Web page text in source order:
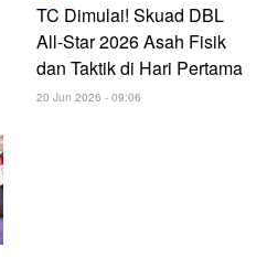
TC Dimulai! Skuad DBL
All-Star 2026 Asah Fisik
dan Taktik di Hari Pertama
20 Jun 2026 - 09:06